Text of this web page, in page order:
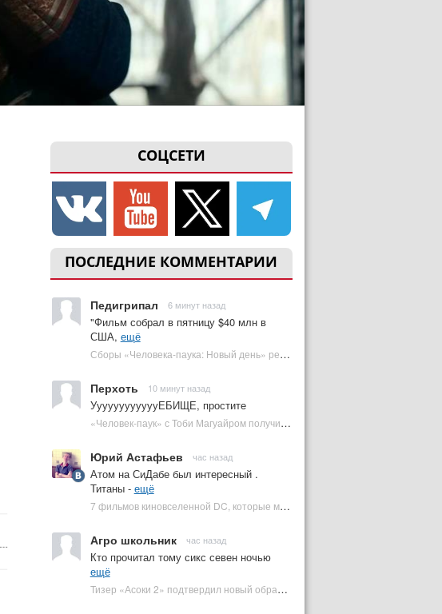
СОЦСЕТИ
ПОСЛЕДНИЕ КОММЕНТАРИИ
Педигрипал 6 минут назад
"Фильм собрал в пятницу $40 млн в
США, ещё
Сборы «Человека-паука: Новый день» резко обвалились на 2 неделе, но катастрофы нет | Plugged In Ru
Перхоть 10 минут назад
УуууууууууууЕБИЩЕ, простите
«Человек-паук» с Тоби Магуайром получил новый постер | Plugged In Ru
Юрий Астафьев час назад
Атом на СиДабе был интересный .
Титаны - ещё
7 фильмов киновселенной DC, которые может снять Зак Снайдер | Plugged In Ru
Агро школьник час назад
Кто прочитал тому сикс севен ночью
ещё
Тизер «Асоки 2» подтвердил новый образ Энакина Скайуокера | Plugged In Ru